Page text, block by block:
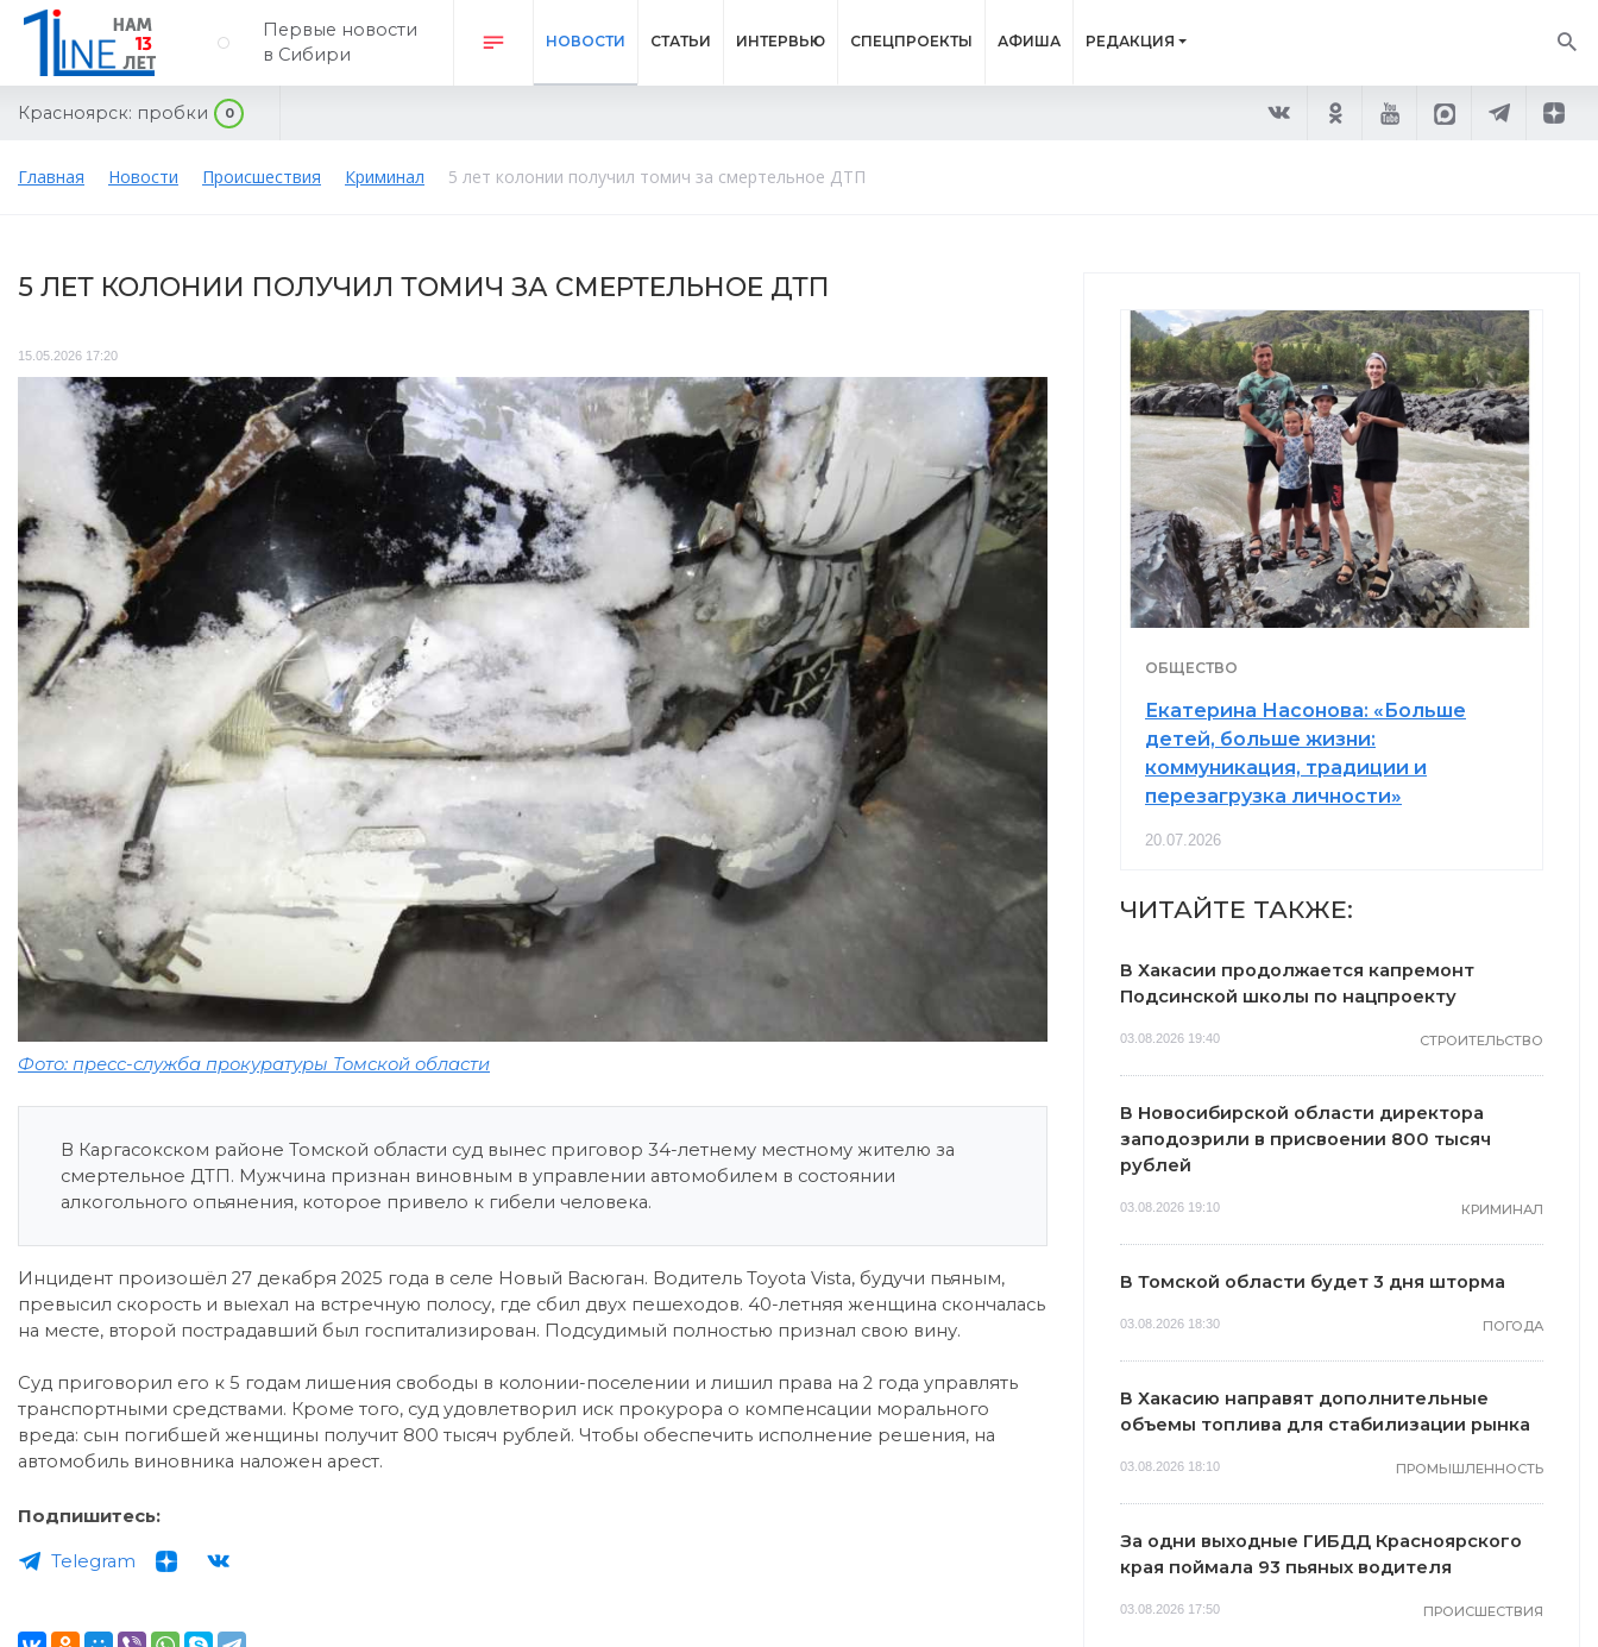
Первые новости
в Сибири
НОВОСТИ СТАТЬИ ИНТЕРВЬЮ СПЕЦПРОЕКТЫ АФИША РЕДАКЦИЯ
Красноярск: пробки 0
Главная Новости Происшествия Криминал 5 лет колонии получил томич за смертельное ДТП
5 ЛЕТ КОЛОНИИ ПОЛУЧИЛ ТОМИЧ ЗА СМЕРТЕЛЬНОЕ ДТП
15.05.2026 17:20
Фото: пресс-служба прокуратуры Томской области
В Каргасокском районе Томской области суд вынес приговор 34-летнему местному жителю за
смертельное ДТП. Мужчина признан виновным в управлении автомобилем в состоянии
алкогольного опьянения, которое привело к гибели человека.
Инцидент произошёл 27 декабря 2025 года в селе Новый Васюган. Водитель Toyota Vista, будучи пьяным,
превысил скорость и выехал на встречную полосу, где сбил двух пешеходов. 40-летняя женщина скончалась
на месте, второй пострадавший был госпитализирован. Подсудимый полностью признал свою вину.
Суд приговорил его к 5 годам лишения свободы в колонии-поселении и лишил права на 2 года управлять
транспортными средствами. Кроме того, суд удовлетворил иск прокурора о компенсации морального
вреда: сын погибшей женщины получит 800 тысяч рублей. Чтобы обеспечить исполнение решения, на
автомобиль виновника наложен арест.
Подпишитесь:
Telegram
ОБЩЕСТВО
Екатерина Насонова: «Больше
детей, больше жизни:
коммуникация, традиции и
перезагрузка личности»
20.07.2026
ЧИТАЙТЕ ТАКЖЕ:
В Хакасии продолжается капремонт
Подсинской школы по нацпроекту
03.08.2026 19:40 СТРОИТЕЛЬСТВО
В Новосибирской области директора
заподозрили в присвоении 800 тысяч
рублей
03.08.2026 19:10 КРИМИНАЛ
В Томской области будет 3 дня шторма
03.08.2026 18:30 ПОГОДА
В Хакасию направят дополнительные
объемы топлива для стабилизации рынка
03.08.2026 18:10 ПРОМЫШЛЕННОСТЬ
За одни выходные ГИБДД Красноярского
края поймала 93 пьяных водителя
03.08.2026 17:50 ПРОИСШЕСТВИЯ